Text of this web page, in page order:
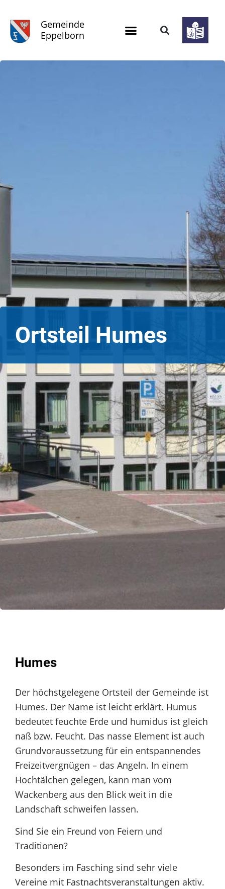
Gemeinde
Eppelborn
Ortsteil Humes
Humes
Der höchstgelegene Ortsteil der Gemeinde ist
Humes. Der Name ist leicht erklärt. Humus
bedeutet feuchte Erde und humidus ist gleich
naß bzw. Feucht. Das nasse Element ist auch
Grundvoraussetzung für ein entspannendes
Freizeitvergnügen – das Angeln. In einem
Hochtälchen gelegen, kann man vom
Wackenberg aus den Blick weit in die
Landschaft schweifen lassen.
Sind Sie ein Freund von Feiern und
Traditionen?
Besonders im Fasching sind sehr viele
Vereine mit Fastnachtsveranstaltungen aktiv.